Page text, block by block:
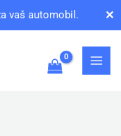
vaš automobil. ✕